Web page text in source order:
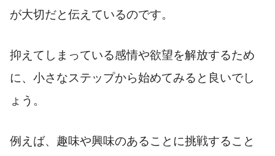
が大切だと伝えているのです。
抑えてしまっている感情や欲望を解放するため
に、小さなステップから始めてみると良いでし
ょう。
例えば、趣味や興味のあることに挑戦すること